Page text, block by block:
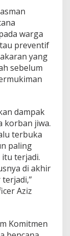
warga
preventif
yang
sebelum
dampak
korban jiwa.
terbuka
paling
terjadi.
di akhir
Aziz
Komitmen